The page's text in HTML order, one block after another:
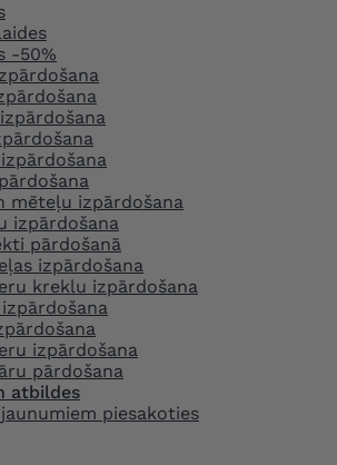
-50%
mēteļu izpārdošana
izpārdošana
pārdošanā
izpārdošana
kreklu izpārdošana
izpārdošana
pārdošana
atbildes
piesakoties